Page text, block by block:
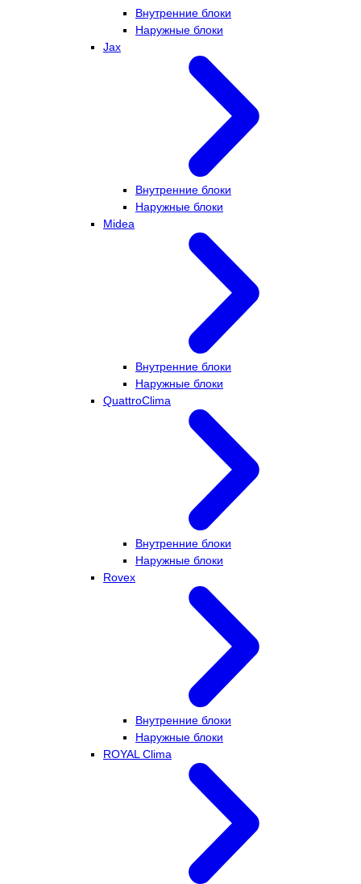
Внутренние блоки
Наружные блоки
Jax
Внутренние блоки
Наружные блоки
Midea
Внутренние блоки
Наружные блоки
QuattroClima
Внутренние блоки
Наружные блоки
Rovex
Внутренние блоки
Наружные блоки
ROYAL Clima